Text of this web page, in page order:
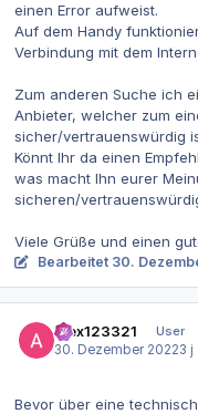
einen Error aufweist.
Auf dem Handy
Verbindung mit dem
Zum anderen Suche ich
Anbieter, welcher zum
sicher/vertrauenswürdig
Könnt Ihr da einen
was macht Ihn eurer
sicheren/
Viele Grüße und einen
Bearbeitet 30.
alex123321
User
30. Dezember 20223 j
Bevor über eine